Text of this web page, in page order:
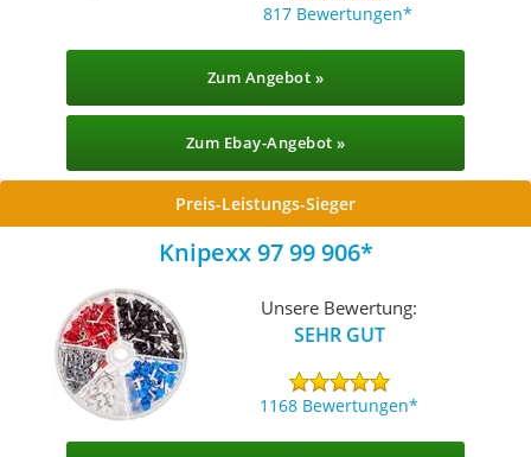
817 Bewertungen
Zum Angebot »
Zum Ebay-Angebot »
Preis-Leistungs-Sieger
Knipexx 97 99 906
Unsere Bewertung:
SEHR GUT
1168 Bewertungen